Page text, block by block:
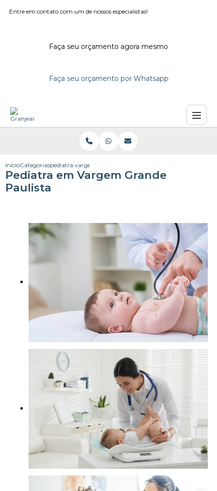
Entre em contato com um de nossos especialistas!
Faça seu orçamento agora mesmo
Faça seu orçamento por Whatsapp
InícioCategoriaspediatra vargem grande paulista
Pediatra em Vargem Grande
Paulista